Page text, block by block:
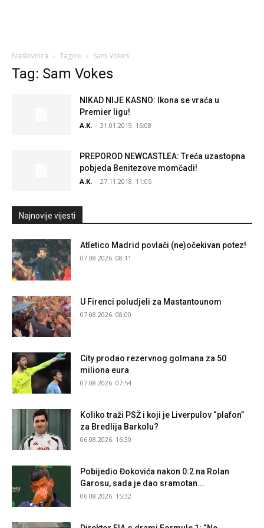
Naslovnica Tagovi Sam Vokes
Tag: Sam Vokes
NIKAD NIJE KASNO: Ikona se vraća u
Premier ligu!
A.K. - 31.01.2019. 16:08
PREPOROD NEWCASTLEA: Treća uzastopna
pobjeda Benitezove momčadi!
A.K. - 27.11.2018. 11:05
Najnovije vijesti
Atletico Madrid povlači (ne)očekivan potez!
07.08.2026. 08:11
U Firenci poludjeli za Mastantounom
07.08.2026. 08:00
City prodao rezervnog golmana za 50
miliona eura
07.08.2026. 07:54
Koliko traži PSŽ i koji je Liverpulov “plafon”
za Bredlija Barkolu?
06.08.2026. 16:30
Pobijedio Đokovića nakon 0:2 na Rolan
Garosu, sada je dao sramotan...
06.08.2026. 15:32